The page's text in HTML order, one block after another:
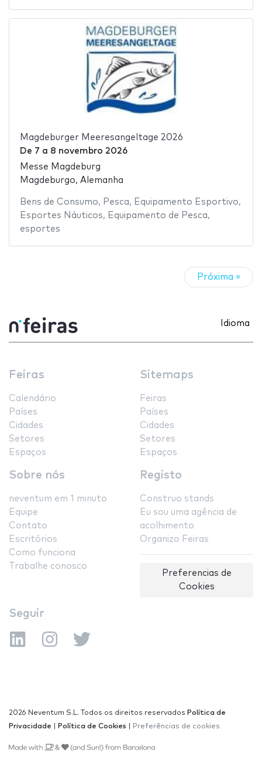
Magdeburger Meeresangeltage 2026
De 7 a 8 novembro 2026
Messe Magdeburg
Magdeburgo, Alemanha
Bens de Consumo, Pesca, Equipamento Esportivo,
Esportes Náuticos, Equipamento de Pesca,
esportes
Próxima »
Idioma
Feiras
Calendário
Países
Cidades
Setores
Espaços
Sitemaps
Feiras
Países
Cidades
Setores
Espaços
Sobre nós
neventum em 1 minuto
Equipe
Contato
Escritórios
Como funciona
Trabalhe conosco
Registo
Construo stands
Eu sou uma agência de
acolhimento
Organizo Feiras
Preferencias de
Cookies
Seguir
2026 Neventum S.L. Todos os direitos reservados Política de
Privacidade
Política de Cookies Preferências de cookies